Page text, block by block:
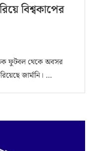
বিশ্বকাপের
ফুটবল থেকে অবসর
জার্মানি। …